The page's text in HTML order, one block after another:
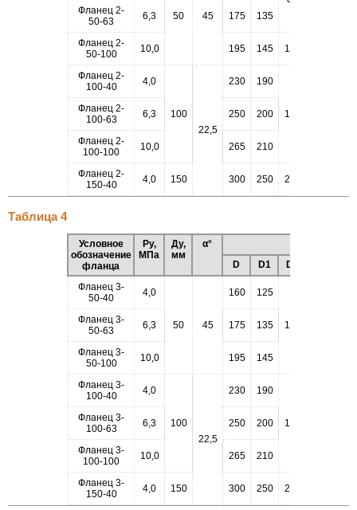
50 45
Фланец 2-
50-63
6,3 175 135
Фланец 2-
50-100
10,0 195 145 102
Фланец 2-
100-40
4,0
100
22,5
230 190
149
Фланец 2-
100-63
6,3 250 200
Фланец 2-
100-100
10,0 265 210
Фланец 2-
150-40
4,0 150 300 250 203
Таблица 4
Условное
обозначение
фланца
Ру,
МПа
Ду,
мм
α°
D
D1 D2
Фланец 3-
50-40
4,0
50 45
160 125
102
Фланец 3-
50-63
6,3 175 135
Фланец 3-
50-100
10,0 195 145
Фланец 3-
100-40
4,0
100
22,5
230 190
158
Фланец 3-
100-63
6,3 250 200
Фланец 3-
100-100
10,0 265 210
Фланец 3-
150-40
4,0 150 300 250 212